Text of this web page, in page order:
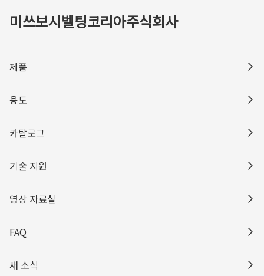
미쓰보시벨팅코리아주식회사
제품
용도
카탈로그
기술 지원
영상 자료실
FAQ
새 소식